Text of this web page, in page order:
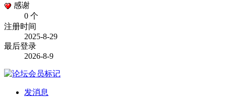
感谢
0 个
注册时间
2025-8-29
最后登录
2026-8-9
发消息